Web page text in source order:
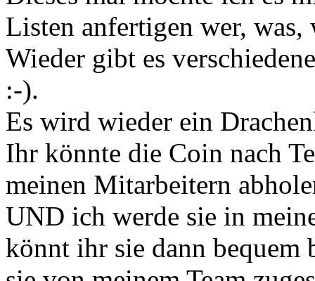
Listen anfertigen wer,
Wieder gibt es
:-).
Es wird wieder ein
Ihr könnte die Coin nach
meinen Mitarbeitern
UND ich werde sie in
könnt ihr sie dann bequem